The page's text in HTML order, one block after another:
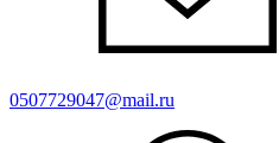
0507729047@mail.ru